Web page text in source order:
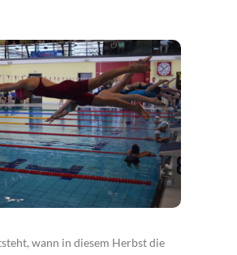
wann in diesem Herbst die